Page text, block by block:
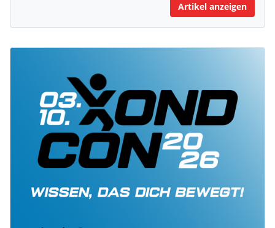
Artikel anzeigen